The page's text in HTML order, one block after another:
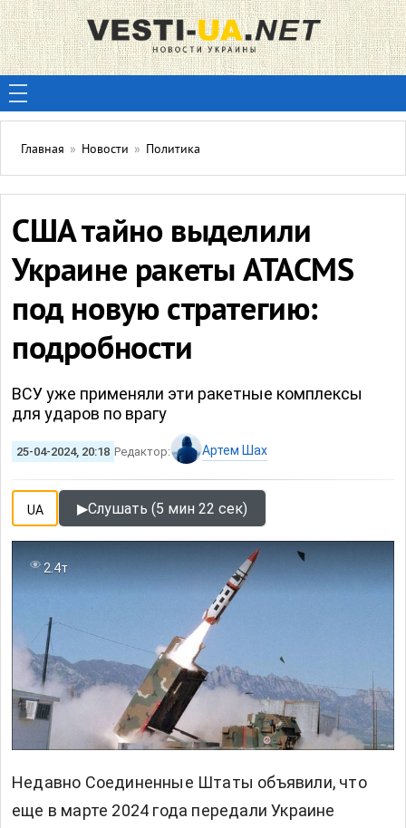
Главная » Новости » Политика
США тайно выделили
Украине ракеты ATACMS
под новую стратегию:
подробности
ВСУ уже применяли эти ракетные комплексы
для ударов по врагу
25-04-2024, 20:18 Редактор: Артем Шах
UA ▶Слушать (5 мин 22 сек)
2.4т
Недавно Соединенные Штаты объявили, что
еще в марте 2024 года передали Украине